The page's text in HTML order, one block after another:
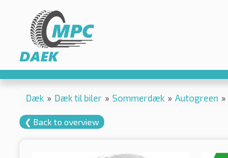
Dæk » Dæk til biler » Sommerdæk » Autogreen »
❮ Back to overview